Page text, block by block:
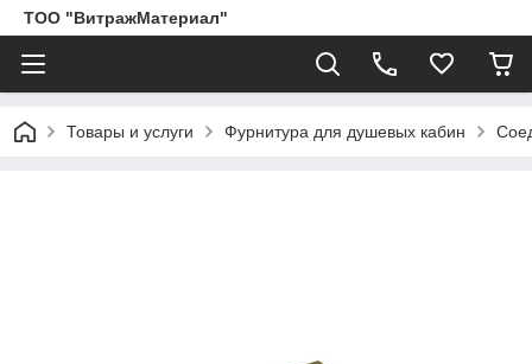
ТОО "ВитражМатериал"
Товары и услуги Фурнитура для душевых кабин